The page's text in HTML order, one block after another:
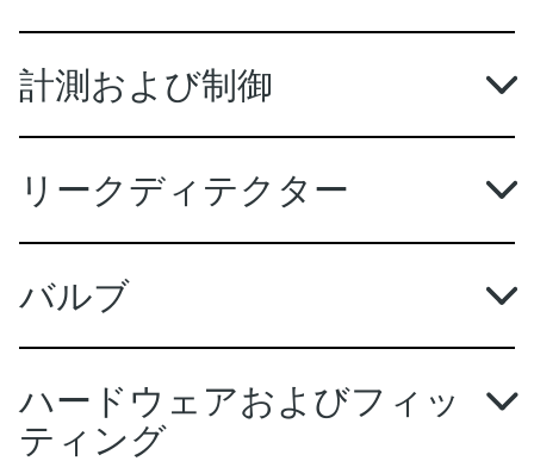
計測および制御
リークディテクター
バルブ
ハードウェアおよびフィッ
ティング